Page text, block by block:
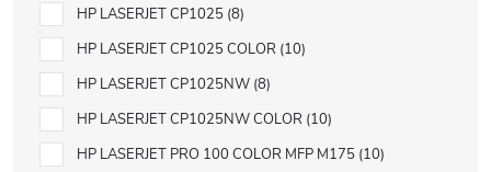
HP LASERJET CP1025 8
HP LASERJET CP1025 COLOR 10
HP LASERJET CP1025NW 8
HP LASERJET CP1025NW COLOR 10
HP LASERJET PRO 100 COLOR MFP M175 10